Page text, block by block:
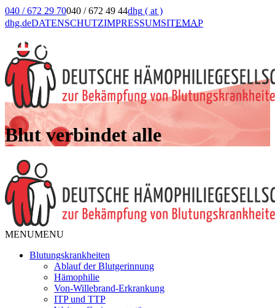
040 / 672 29 70040 / 672 49 44dhg ( at )
dhg.deDATENSCHUTZIMPRESSUMSITEMAP
Blut verbindet alle
MENUMENU
Blutungskrankheiten
Ablauf der Blutgerinnung
Hämophilie
Von-Willebrand-Erkrankung
ITP und TTP